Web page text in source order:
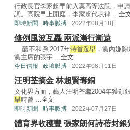
行政長官李家超早前入稟高等法院，申
詞。高院早上開庭，李家超代表律 ...全
即時新聞 時事脈搏 2022年08月18日
修例風波互轟 兩派漸行漸遠
... 釀不和 到2017年特首選舉 ，黨內嫌
黨主席的張宇 ...全文
今日信報 政壇脈搏 2022年08月11日
汪明荃摘金 林超賢奪銅
文化界方面，藝人汪明荃繼2004年獲頒
舉時曾 ...全文
即時新聞 時事脈搏 2022年07月27日
體育界收穫豐 張家朗何詩蓓封銀